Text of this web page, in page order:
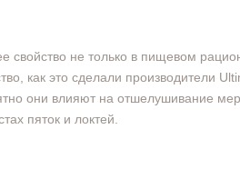
не только в пищевом
как это сделали производители
они влияют на отшелушивание
пяток и локтей.